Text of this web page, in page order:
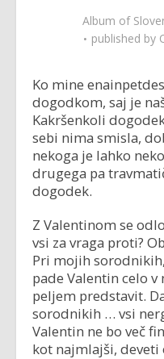
Album of
published by
Ko mine
dogodkom, saj je
Kakršenkoli
sebi nima smisla,
nekoga je lahko
drugega pa
dogodek.
Z Valentinom se
vsi za vraga proti?
Pri mojih
pade Valentin celo v
peljem predstavit.
sorodnikih … vsi
Valentin ne bo več
kot najmlajši, deveti